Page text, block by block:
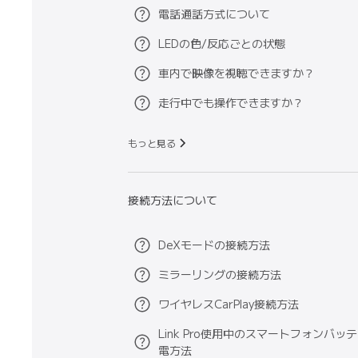
電話通話方式について
LEDの色/反応ごとの状態
車内で映像を視聴できますか？
走行中でも操作できますか？
もっと見る
接続方法について
DeXモードの接続方法
ミラーリングの接続方法
ワイヤレスCarPlay接続方法
Link Pro使用中のスマートフォンバッ
電方法